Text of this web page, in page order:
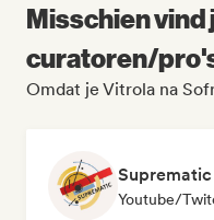
Misschien vind
curatoren/
Omdat je Vitrola na
Suprematic
Youtube/